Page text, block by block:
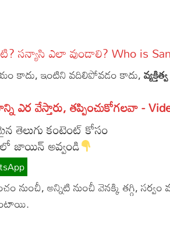
Poetry
Lyrics
Reviews
Movie Reviews
Food
Facts
సన్యాసి ఎలా వుండాలి? Who is
కాదు, ఇంటిని వదిలిపోవడం కాదు,
ఎర వేస్తారు, తప్పించుకోగలవా -
తెలుగు కంటెంట్ కోసం
లో జాయిన్ అవ్వండి
నుంచీ, అన్నిటి నుంచీ వెనక్కి తగ్గి,